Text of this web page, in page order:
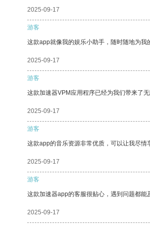
2025-09-17
游客
这款app就像我的娱乐小助手，随时随地为我
2025-09-17
游客
这款加速器VPM应用程序已经为我们带来了
2025-09-17
游客
这款app的音乐资源非常优质，可以让我尽情
2025-09-17
游客
这款加速器app的客服很贴心，遇到问题都能
2025-09-17